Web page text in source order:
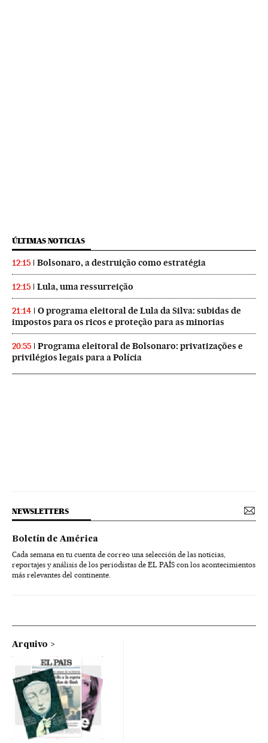
ÚLTIMAS NOTICIAS
12:15 Bolsonaro, a destruição como estratégia
12:15 Lula, uma ressurreição
21:14
O programa eleitoral de Lula da Silva: subidas de
impostos para os ricos e proteção para as minorias
20:55
Programa eleitoral de Bolsonaro: privatizações e
privilégios legais para a Polícia
NEWSLETTERS
Boletín de América
Cada semana en tu cuenta de correo una selección de las noticias,
reportajes y análisis de los periodistas de EL PAÍS con los acontecimientos
más relevantes del continente.
Arquivo